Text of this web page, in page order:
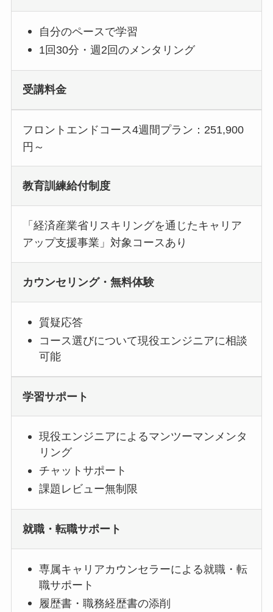
自分のペースで学習
1回30分・週2回のメンタリング
受講料金
フロントエンドコース4週間プラン：251,900
円～
教育訓練給付制度
「経済産業省リスキリングを通じたキャリア
アップ支援事業」対象コースあり
カウンセリング・無料体験
質疑応答
コース選びについて現役エンジニアに相談
可能
学習サポート
現役エンジニアによるマンツーマンメンタ
リング
チャットサポート
課題レビュー無制限
就職・転職サポート
専属キャリアカウンセラーによる就職・転
職サポート
履歴書・職務経歴書の添削